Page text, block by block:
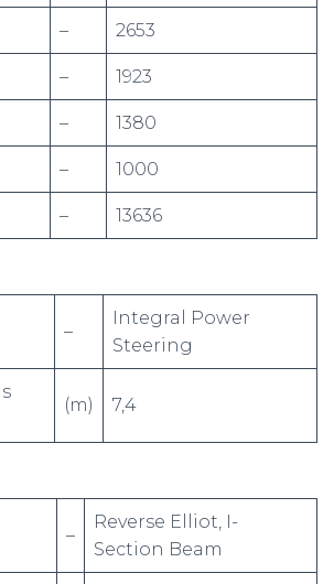
– 2653
– 1923
– 1380
– 1000
– 13636
–
Integral Power
Steering
(m) 7,4
–
Reverse Elliot, I-
Section Beam